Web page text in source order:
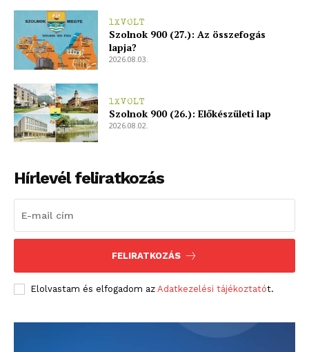
1XVOLT
Szolnok 900 (27.): Az összefogás
lapja?
2026.08.03.
1XVOLT
Szolnok 900 (26.): Előkészületi lap
2026.08.02.
Hírlevél feliratkozás
FELIRATKOZÁS
Elolvastam és elfogadom az Adatkezelési tájékoztatót.